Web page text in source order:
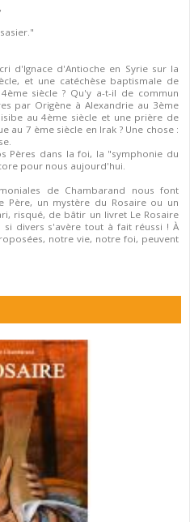
d'Ignace d'Antioche en Syrie sur la
et une catéchèse baptismale de
siècle ? Qu'y a-t-il de commun
par Origène à Alexandrie au 3ème
au 4ème siècle et une prière de
au 7 ème siècle en Irak ? Une chose :
Pères dans la foi, la "symphonie du
pour nous aujourd'hui.
de Chambarand nous font
Père, un mystère du Rosaire ou un
risqué, de bâtir un livret Le Rosaire
si divers s'avère tout à fait réussi ! À
notre vie, notre foi, peuvent